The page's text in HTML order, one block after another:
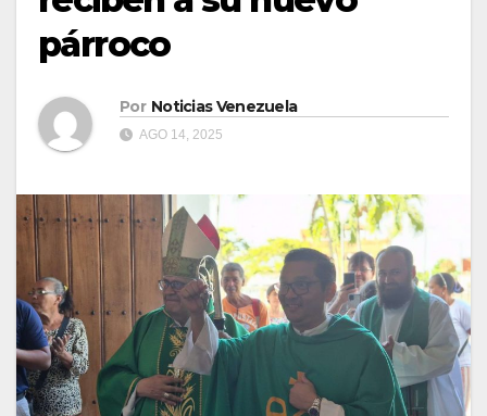
párroco
Por Noticias Venezuela
AGO 14, 2025